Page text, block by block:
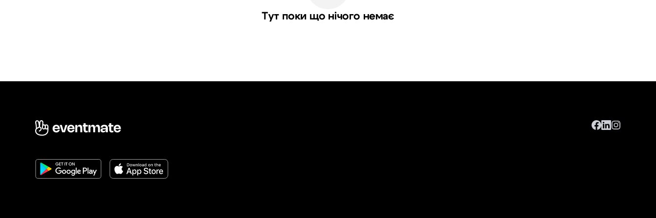
Тут поки що нічого немає